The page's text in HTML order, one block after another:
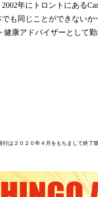
年にトロントにある
も同じことができない
康アドバイザーとして
は２０２０年４月をもちまして終了致